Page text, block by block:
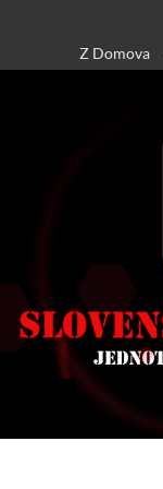
content
Z Domova